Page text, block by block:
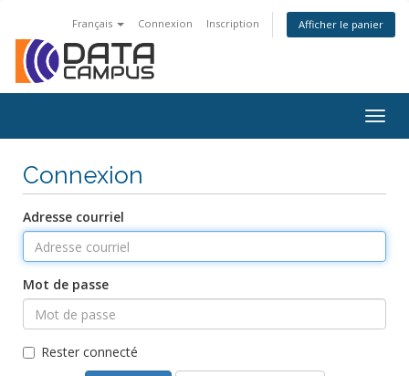
Français Connexion Inscription Afficher le panier
Connexion
Adresse courriel
Mot de passe
Rester connecté